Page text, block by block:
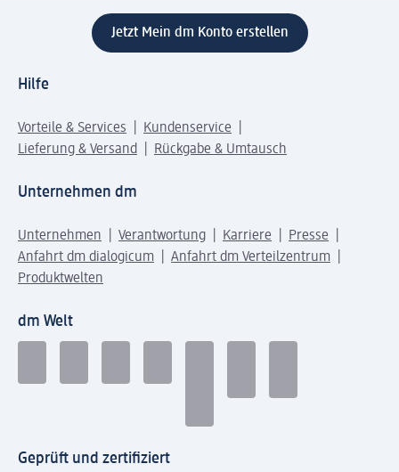
Jetzt Mein dm Konto erstellen
Hilfe
Vorteile & Services
Kundenservice
Lieferung & Versand
Rückgabe & Umtausch
Unternehmen dm
Unternehmen Verantwortung Karriere
Presse
Anfahrt dm dialogicum
Anfahrt dm Verteilzentrum
Produktwelten
dm Welt
Geprüft und zertifiziert